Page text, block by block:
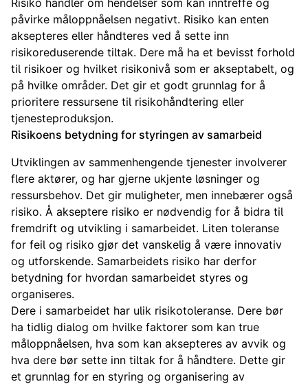
Risiko handler om hendelser som kan inntreffe og
påvirke måloppnåelsen negativt. Risiko kan enten
aksepteres eller håndteres ved å sette inn
risikoreduserende tiltak. Dere må ha et bevisst forhold
til risikoer og hvilket risikonivå som er akseptabelt, og
på hvilke områder. Det gir et godt grunnlag for å
prioritere ressursene til risikohåndtering eller
tjenesteproduksjon.
Risikoens betydning for styringen av samarbeid
Utviklingen av sammenhengende tjenester involverer
flere aktører, og har gjerne ukjente løsninger og
ressursbehov. Det gir muligheter, men innebærer også
risiko. Å akseptere risiko er nødvendig for å bidra til
fremdrift og utvikling i samarbeidet. Liten toleranse
for feil og risiko gjør det vanskelig å være innovativ
og utforskende. Samarbeidets risiko har derfor
betydning for hvordan samarbeidet styres og
organiseres.
Dere i samarbeidet har ulik risikotoleranse. Dere bør
ha tidlig dialog om hvilke faktorer som kan true
måloppnåelsen, hva som kan aksepteres av avvik og
hva dere bør sette inn tiltak for å håndtere. Dette gir
et grunnlag for en styring og organisering av